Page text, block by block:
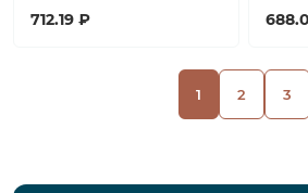
712.19 ₽
1 2 3